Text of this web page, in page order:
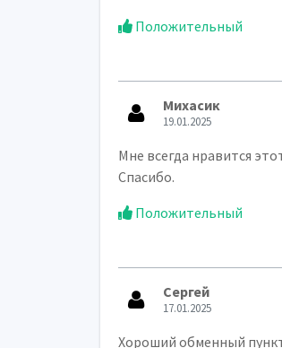
Положительный
Михасик
19.01.2025
Мне всегда нравится
Спасибо.
Положительный
Сергей
17.01.2025
Хороший обменный